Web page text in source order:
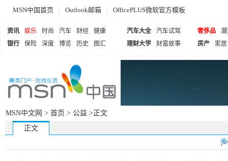
MSN中国首页 | Outlook邮箱 | OfficePLUS微软官方模板
资讯 娱乐 时尚 汽车 财经
健康
银行
保险 深度 博览 历史 图汇
汽车大全
汽车试驾
理财大学
财富故事
奢侈品
房产
家居
MSN中文网 > 首页 > 公益 >正文
正文